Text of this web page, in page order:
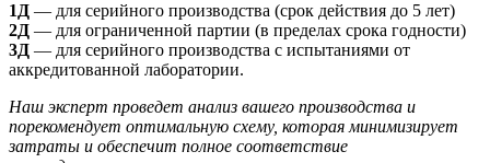
1Д — для серийного производства (срок действия до 5 лет)
2Д — для ограниченной партии (в пределах срока годности)
3Д — для серийного производства с испытаниями от
аккредитованной лаборатории.
Наш эксперт проведет анализ вашего производства и
порекомендует оптимальную схему, которая минимизирует
затраты и обеспечит полное соответствие